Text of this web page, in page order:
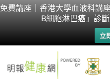
免費講座｜香港大學血液科講
B細胞淋巴癌」診
立
Skip